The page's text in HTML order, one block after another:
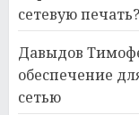
сетевую печать?
Давыдов
обеспечение
сетью